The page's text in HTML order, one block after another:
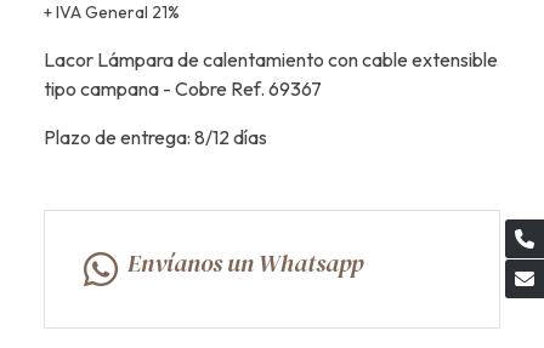
+ IVA General 21%
Lacor Lámpara de calentamiento con cable extensible
tipo campana - Cobre Ref. 69367
Plazo de entrega: 8/12 días
Envíanos un Whatsapp